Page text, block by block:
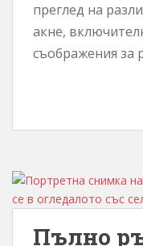
преглед на
акне,
съображения за
Пълно